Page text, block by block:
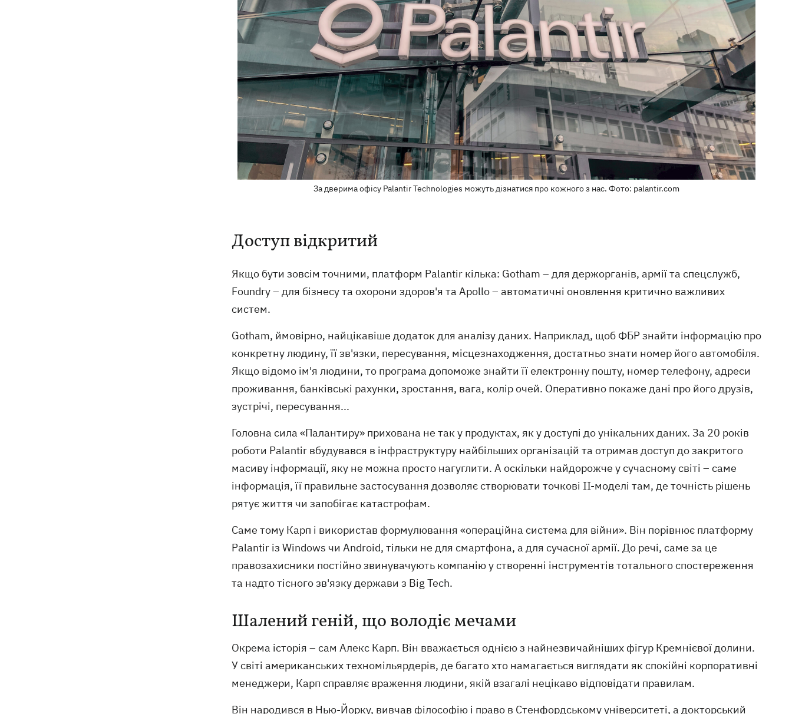
За дверима офісу Palantir Technologies можуть дізнатися про кожного з нас. Фото: palantir.com
Доступ відкритий
Якщо бути зовсім точними, платформ Palantir кілька: Gotham – для держорганів, армії та спецслужб,
Foundry – для бізнесу та охорони здоров'я та Apollo – автоматичні оновлення критично важливих
систем.
Gotham, ймовірно, найцікавіше додаток для аналізу даних. Наприклад, щоб ФБР знайти інформацію про
конкретну людину, її зв'язки, пересування, місцезнаходження, достатньо знати номер його автомобіля.
Якщо відомо ім'я людини, то програма допоможе знайти її електронну пошту, номер телефону, адреси
проживання, банківські рахунки, зростання, вага, колір очей. Оперативно покаже дані про його друзів,
зустрічі, пересування...
Головна сила «Палантиру» прихована не так у продуктах, як у доступі до унікальних даних. За 20 років
роботи Palantir вбудувався в інфраструктуру найбільших організацій та отримав доступ до закритого
масиву інформації, яку не можна просто нагуглити. А оскільки найдорожче у сучасному світі – саме
інформація, її правильне застосування дозволяє створювати точкові ІІ-моделі там, де точність рішень
рятує життя чи запобігає катастрофам.
Саме тому Карп і використав формулювання «операційна система для війни». Він порівнює платформу
Palantir із Windows чи Android, тільки не для смартфона, а для сучасної армії. До речі, саме за це
правозахисники постійно звинувачують компанію у створенні інструментів тотального спостереження
та надто тісного зв'язку держави з Big Tech.
Шалений геній, що володіє мечами
Окрема історія – сам Алекс Карп. Він вважається однією з найнезвичайніших фігур Кремнієвої долини.
У світі американських техномільярдерів, де багато хто намагається виглядати як спокійні корпоративні
менеджери, Карп справляє враження людини, якій взагалі нецікаво відповідати правилам.
Він народився в Нью-Йорку, вивчав філософію і право в Стенфордському університеті, а докторський